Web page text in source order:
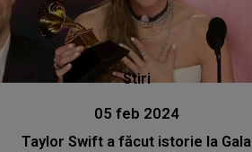
Stiri
05 feb 2024
Taylor Swift a făcut istorie la Gala